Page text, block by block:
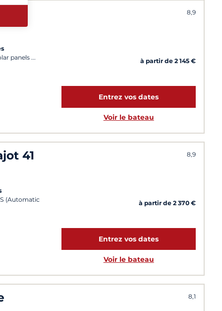
8,9
panels
à partir de 2 145 €
Entrez vos dates
Voir le bateau
41 8,9
(Automatic
à partir de 2 370 €
Entrez vos dates
Voir le bateau
8,1